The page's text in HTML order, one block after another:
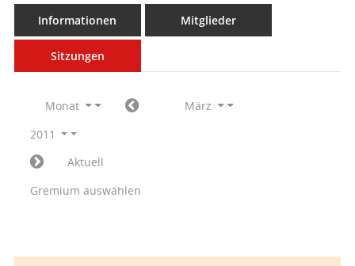
Informationen Mitglieder
Sitzungen
Monat
März
2011
Aktuell
Gremium auswählen